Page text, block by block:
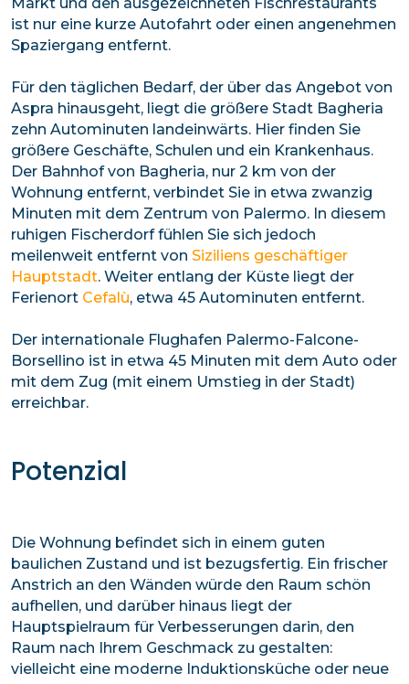
ist nur eine kurze Autofahrt oder einen angenehmen
Spaziergang entfernt.
Für den täglichen Bedarf, der über das Angebot von
Aspra hinausgeht, liegt die größere Stadt Bagheria
zehn Autominuten landeinwärts. Hier finden Sie
größere Geschäfte, Schulen und ein Krankenhaus.
Der Bahnhof von Bagheria, nur 2 km von der
Wohnung entfernt, verbindet Sie in etwa zwanzig
Minuten mit dem Zentrum von Palermo. In diesem
ruhigen Fischerdorf fühlen Sie sich jedoch
meilenweit entfernt von Siziliens geschäftiger
Hauptstadt. Weiter entlang der Küste liegt der
Ferienort Cefalù, etwa 45 Autominuten entfernt.
Der internationale Flughafen Palermo-Falcone-
Borsellino ist in etwa 45 Minuten mit dem Auto oder
mit dem Zug (mit einem Umstieg in der Stadt)
erreichbar.
Potenzial
Die Wohnung befindet sich in einem guten
baulichen Zustand und ist bezugsfertig. Ein frischer
Anstrich an den Wänden würde den Raum schön
aufhellen, und darüber hinaus liegt der
Hauptspielraum für Verbesserungen darin, den
Raum nach Ihrem Geschmack zu gestalten:
vielleicht eine moderne Induktionsküche oder neue